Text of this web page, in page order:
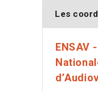
Les
ENSAV